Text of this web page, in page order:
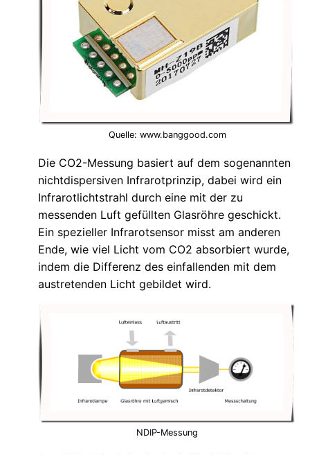
Quelle: www.banggood.com
Die CO2-Messung basiert auf dem sogenannten
nichtdispersiven Infrarotprinzip, dabei wird ein
Infrarotlichtstrahl durch eine mit der zu
messenden Luft gefüllten Glasröhre geschickt.
Ein spezieller Infrarotsensor misst am anderen
Ende, wie viel Licht vom CO2 absorbiert wurde,
indem die Differenz des einfallenden mit dem
austretenden Licht gebildet wird.
NDIP-Messung